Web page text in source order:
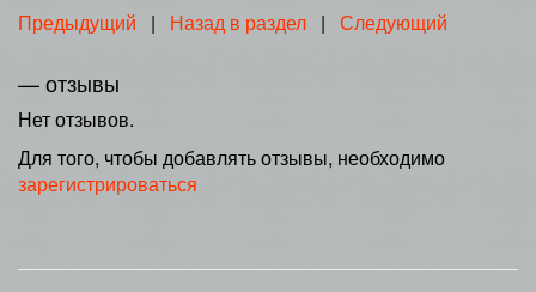
Предыдущий | Назад в раздел | Следующий
— отзывы
Нет отзывов.
Для того, чтобы добавлять отзывы, необходимо
зарегистрироваться